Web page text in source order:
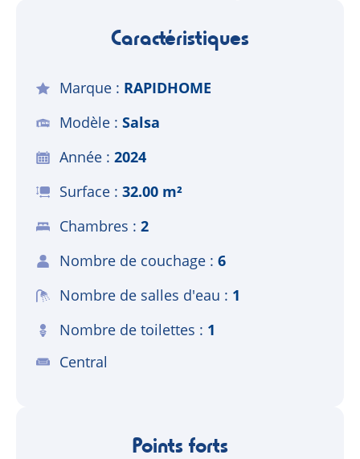
Caractéristiques
Marque
RAPIDHOME
Modèle
Salsa
Année
2024
Surface
32.00 m²
Chambres
2
Nombre de couchage
6
Nombre de salles d'eau
1
Nombre de toilettes
1
Central
Points forts